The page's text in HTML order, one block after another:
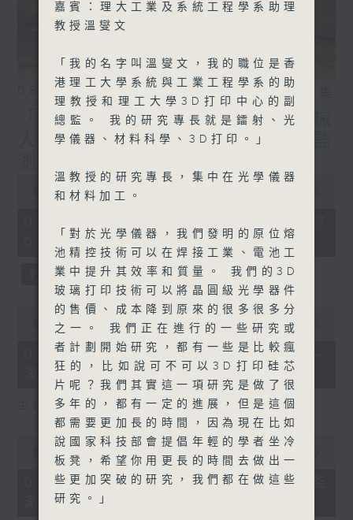
08/08/2026 相片集
「實驗試新室」—— 演奏機械
人（2）；天韻相機 從太空監
seconds
minutes,
seconds
00:00
09:00 - 09:30)
seconds
seconds
00:00 00:00
08/08/2026 - 「實驗試新室」——
演奏機械人（2）
主題： 演奏機械人（2）
seconds
seconds
08/08/2026 - 天韻相機 從太空監
測溫室氣體排放
嘉賓：理大工業及系統工程學系助理
教授溫燮文
「我的名字叫溫燮文，我的職位是香
港理工大學系統與工業工程學系的助
理教授和理工大學3D打印中心的副
總監。 我的研究專長就是鐳射、光
學儀器、材料科學、3D打印。」
溫教授的研究專長，集中在光學儀器
和材料加工。
「對於光學儀器，我們發明的原位熔
池精控技術可以在焊接工業、電池工
業中提升其效率和質量。 我們的3D
玻璃打印技術可以將晶圓級光學器件
的售價、成本降到原來的很多很多分
之一。 我們正在進行的一些研究或
者計劃開始研究，都有一些是比較瘋
狂的，比如說可不可以3D打印硅芯
片呢？我們其實這一項研究是做了很
多年的，都有一定的進展，但是這個
都需要更加長的時間，因為現在比如
說國家科技部會提倡年輕的學者坐冷
板凳，希望你用更長的時間去做出一
些更加突破的研究，我們都在做這些
研究。」